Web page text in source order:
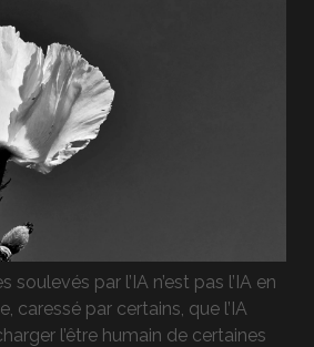
soulevés par l’IA n’est pas l’IA en
caressé par certains, que l’IA
l’être humain de certaines